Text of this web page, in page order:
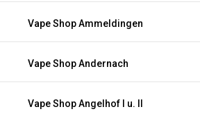
Vape Shop Ammeldingen
Vape Shop Andernach
Vape Shop Angelhof I u. II